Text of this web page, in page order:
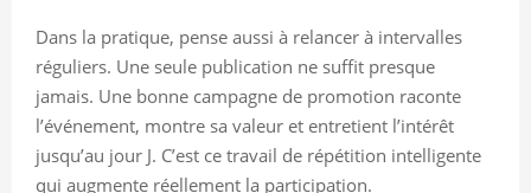
Dans la pratique, pense aussi à relancer à intervalles
réguliers. Une seule publication ne suffit presque
jamais. Une bonne campagne de promotion raconte
l’événement, montre sa valeur et entretient l’intérêt
jusqu’au jour J. C’est ce travail de répétition intelligente
qui augmente réellement la participation.